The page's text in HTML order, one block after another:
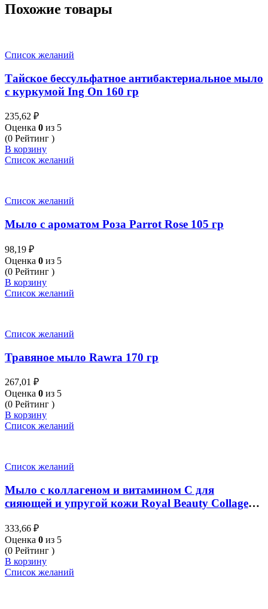
Похожие товары
Список желаний
Тайское бессульфатное антибактериальное мыло
с куркумой Ing On 160 гр
235,62 ₽
Оценка 0 из 5
(0 Рейтинг )
В корзину
Список желаний
Список желаний
Мыло с ароматом Роза Parrot Rose 105 гр
98,19 ₽
Оценка 0 из 5
(0 Рейтинг )
В корзину
Список желаний
Список желаний
Травяное мыло Rawra 170 гр
267,01 ₽
Оценка 0 из 5
(0 Рейтинг )
В корзину
Список желаний
Список желаний
Мыло с коллагеном и витамином C для
сияющей и упругой кожи Royal Beauty Collagen
333,66 ₽
Оценка 0 из 5
(0 Рейтинг )
В корзину
Список желаний